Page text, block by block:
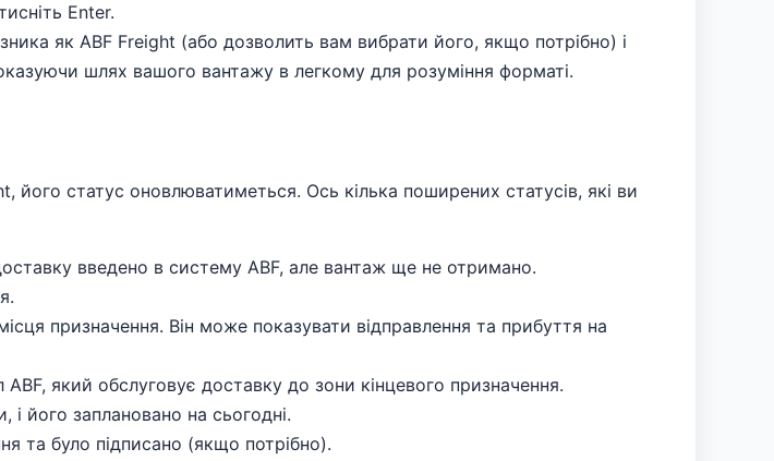
Enter.
як ABF Freight (або дозволить вам вибрати його, якщо потрібно) і
шлях вашого вантажу в легкому для розуміння форматі.
статус оновлюватиметься. Ось кілька поширених статусів, які ви
введено в систему ABF, але вантаж ще не отримано.
призначення. Він може показувати відправлення та прибуття на
який обслуговує доставку до зони кінцевого призначення.
його заплановано на сьогодні.
та було підписано (якщо потрібно).